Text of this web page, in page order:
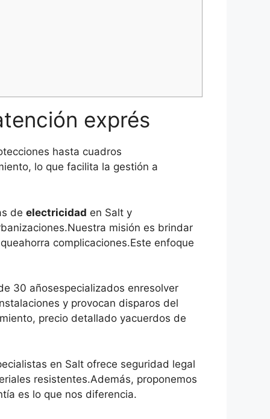
exprés
hasta cuadros
lo que facilita la gestión a
de electricidad en Salt y
misión es brindar
complicaciones.Este enfoque
30 añosespecializados enresolver
y provocan disparos del
precio detallado yacuerdos de
en Salt ofrece seguridad legal
resistentes.Además, proponemos
es lo que nos diferencia.